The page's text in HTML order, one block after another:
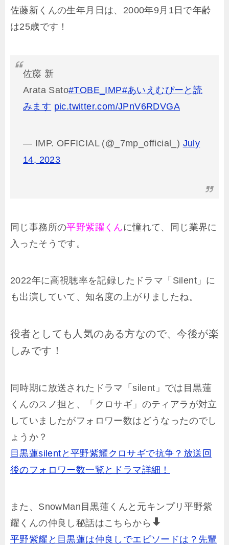
佐藤新くんの生年月日は、2000年9月1日で年齢
は25歳です！
佐藤 新
Arata Sato#TOBE_IMP#あいえむぴーと読
みます pic.twitter.com/JPnV6RDVGA
— IMP. OFFICIAL (@_7mp_official_) July
14, 2023
同じ事務所の平野紫躍くんに憧れて、同じ業界に
入ったそうです。
2022年に高視聴率を記録したドラマ「Silent」に
も出演していて、知名度の上がりましたね。
役者としても人気のある方なので、今後が楽
しみです！
同時期に放送されたドラマ「silent」では目黒蓮
くんのスノ担と、「クロサギ」のティアラが対立
していましたがフォロワー数はどうなったのでし
ょうか？
目黒蓮silentと平野紫耀クロサギで抗争？放送回
後のフォロワー数一覧とドラマ詳細！
また、SnowMan目黒蓮くんと元キンプリ平野紫
耀くんの仲良し秘話はこちらから
平野紫耀と目黒蓮は仲良しでエピソードは？先輩